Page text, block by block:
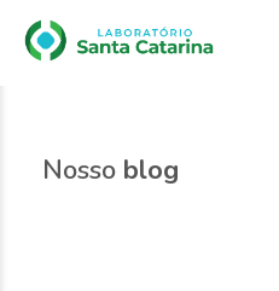
Nosso blog